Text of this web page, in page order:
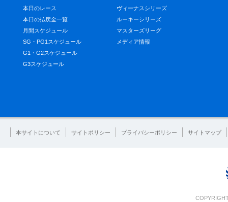
本日のレース
本日の払戻金一覧
月間スケジュール
SG・PG1スケジュール
G1・G2スケジュール
G3スケジュール
ヴィーナスシリーズ
ルーキーシリーズ
マスターズリーグ
メディア情報
本サイトについて サイトポリシー プライバシーポリシー サイトマップ